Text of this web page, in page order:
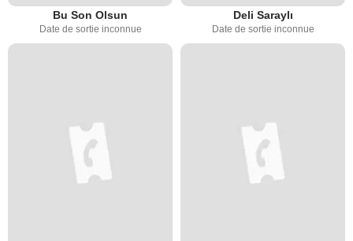
Bu Son Olsun
Date de sortie inconnue
Deli Saraylı
Date de sortie inconnue